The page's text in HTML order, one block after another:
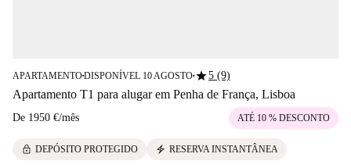
APARTAMENTO■DISPONÍVEL 10 AGOSTO■star5 (9)
Apartamento T1 para alugar em Penha de França, Lisboa
De 1950 €/mês ATÉ 10 % DESCONTO
lock DEPÓSITO PROTEGIDO electric_bolt RESERVA INSTANTÂNEA